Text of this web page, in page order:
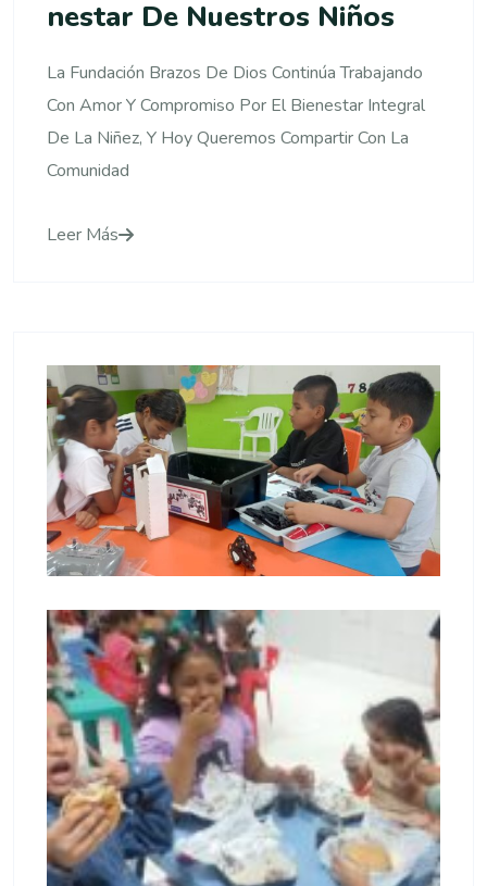
Nestar De Nuestros Niños
La Fundación Brazos De Dios Continúa Trabajando
Con Amor Y Compromiso Por El Bienestar Integral
De La Niñez, Y Hoy Queremos Compartir Con La
Comunidad
Leer Más